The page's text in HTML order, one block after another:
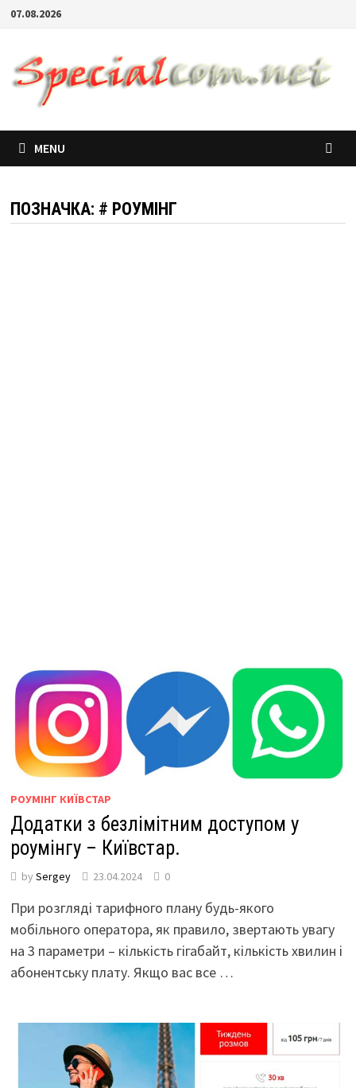
07.08.2026
MENU
ПОЗНАЧКА: # РОУМІНГ
РОУМІНГ КИЇВСТАР
Додатки з безлімітним доступом у
роумінгу – Київстар.
by Sergey 23.04.2024 0
При розгляді тарифного плану будь-якого
мобільного оператора, як правило, звертають увагу
на 3 параметри – кількість гігабайт, кількість хвилин і
абонентську плату. Якщо вас все …